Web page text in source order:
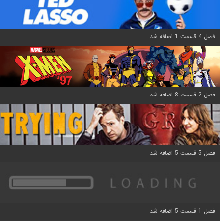
فصل 4 قسمت 1 اضافه شد
فصل 2 قسمت 8 اضافه شد
فصل 5 قسمت 5 اضافه شد
فصل 1 قسمت 5 اضافه شد